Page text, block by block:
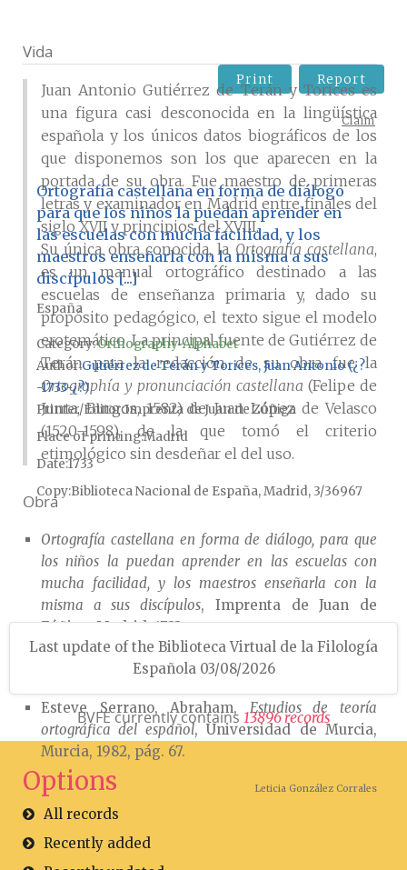
Vida
Juan Antonio Gutiérrez de Terán y Torices es
una figura casi desconocida en la lingüística
española y los únicos datos biográficos de los
que disponemos son los que aparecen en la
portada de su obra. Fue maestro de primeras
letras y examinador en Madrid entre finales del
siglo XVII y principios del XVIII.
Su única obra conocida, la Ortografía castellana,
es un manual ortográfico destinado a las
escuelas de enseñanza primaria y, dado su
propósito pedagógico, el texto sigue el modelo
erotemático. La principal fuente de Gutiérrez de
Terán para la redacción de su obra fue la
Ortographía y pronunciación castellana (Felipe de
Junta, Burgos, 1582) de Juan López de Velasco
(1520-1598), de la que tomó el criterio
etimológico sin desdeñar el del uso.
Obra
Ortografía castellana en forma de diálogo, para que
los niños la puedan aprender en las escuelas con
mucha facilidad, y los maestros enseñarla con la
misma a sus discípulos, Imprenta de Juan de
Zúñiga, Madrid, 1733.
Esteve Serrano, Abraham,Estudios de teoría
ortográfica del español, Universidad de Murcia,
Murcia, 1982, pág. 67.
Leticia González Corrales
Print Report
Claim
Ortografía castellana en forma de diálogo
para que los niños la puedan aprender en
las escuelas con mucha facilidad, y los
maestros enseñarla con la misma a sus
discípulos [...]
España
Category:Orthography-Alphabet
AuthorGutiérrez de Terán y Torices, Juan Antonio (¿?
-1733-¿?)
Printer/EditorImprenta de Juan de Zúñiga
Place of printingMadrid
Date1733
CopyBiblioteca Nacional de España, Madrid, 3/36967
Last update of the Biblioteca Virtual de la Filología
Española 03/08/2026
BVFE currently contains 13896 records
Options
All records
Recently added